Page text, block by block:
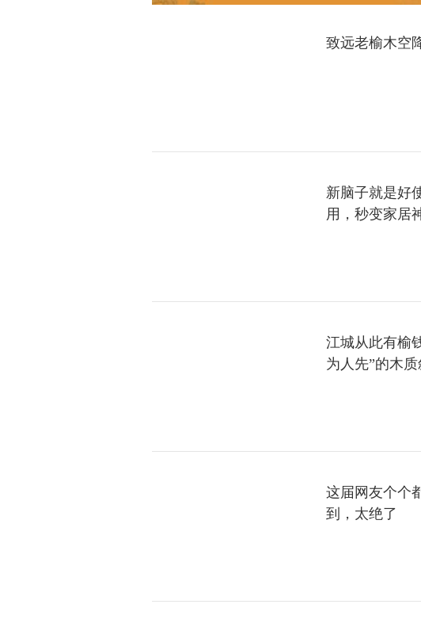
致远老榆木空
新脑子就是好
用，秒变家居
江城从此有榆
为人先”的木
这届网友个个
到，太绝了